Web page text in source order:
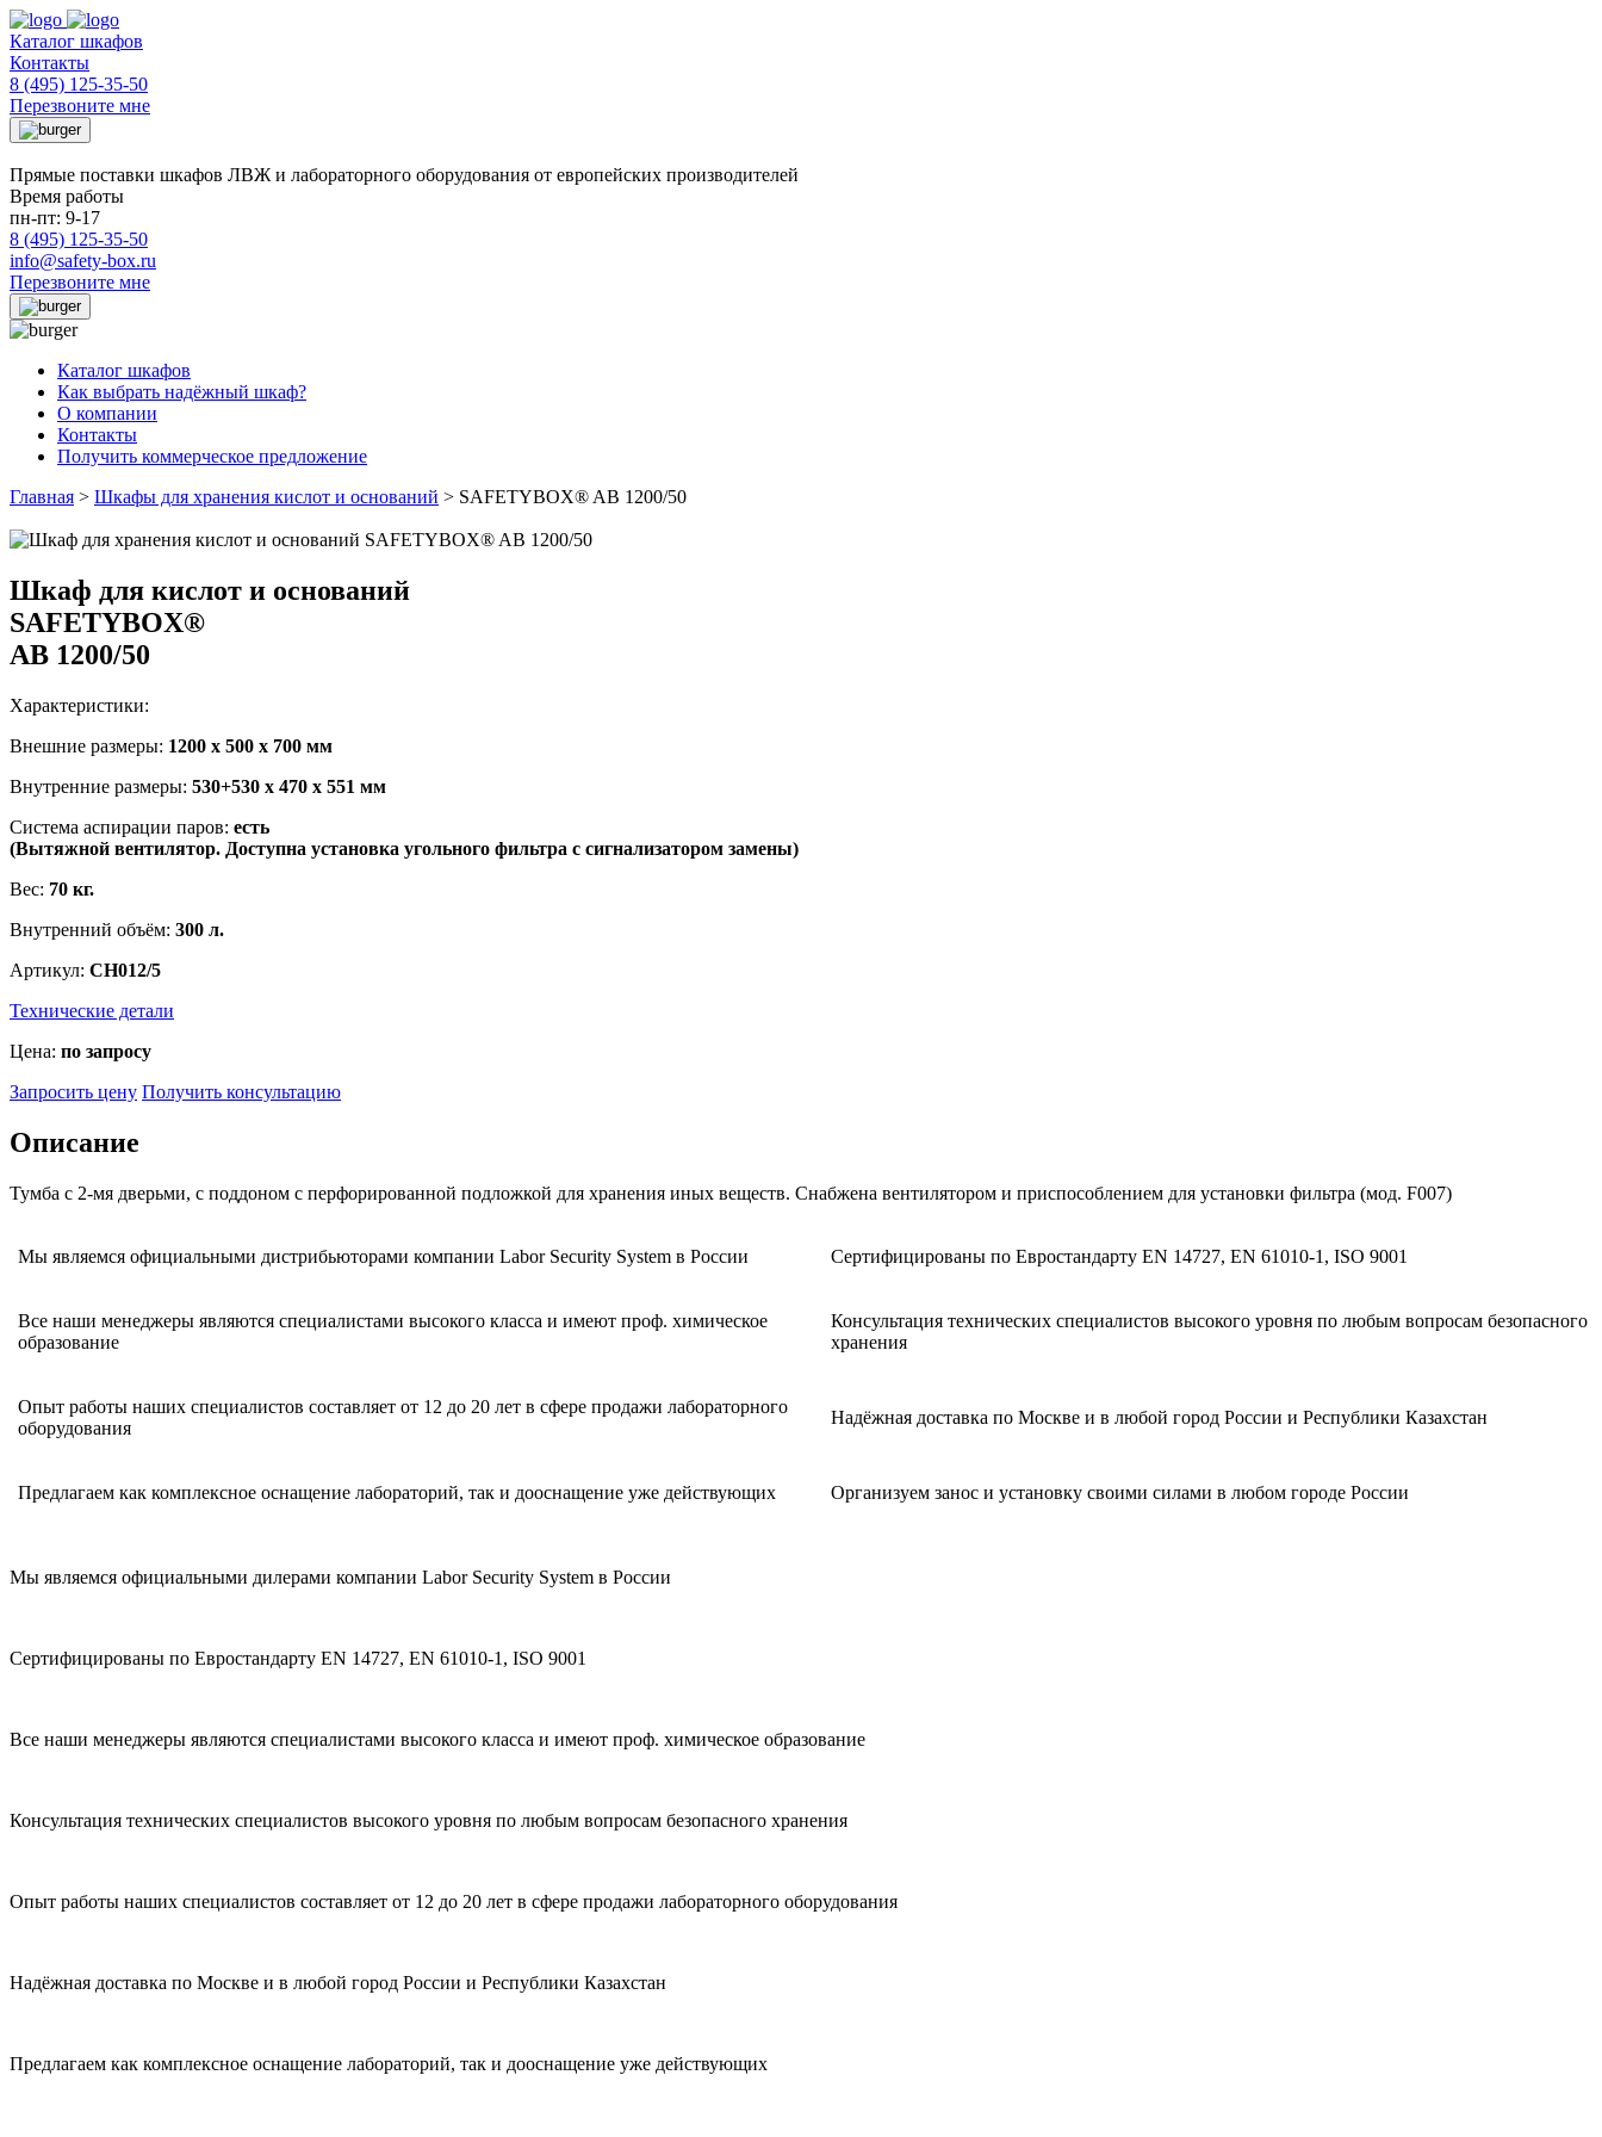
Каталог шкафов
Контакты
8 (495) 125-35-50
Перезвоните мне
Прямые поставки шкафов ЛВЖ и лабораторного оборудования от европейских производителей
Время работы
пн-пт: 9-17
8 (495) 125-35-50
info@safety-box.ru
Перезвоните мне
Каталог шкафов
Как выбрать надёжный шкаф?
О компании
Контакты
Получить коммерческое предложение
Главная > Шкафы для хранения кислот и оснований > SAFETYBOX® AB 1200/50
Шкаф для кислот и оснований
SAFETYBOX®
AB 1200/50
Характеристики:
Внешние размеры: 1200 x 500 x 700 мм
Внутренние размеры: 530+530 x 470 x 551 мм
Система аспирации паров: есть
(Вытяжной вентилятор. Доступна установка угольного фильтра с сигнализатором замены)
Вес: 70 кг.
Внутренний объём: 300 л.
Артикул: CH012/5
Технические детали
Цена: по запросу
Запросить цену Получить консультацию
Описание
Тумба с 2-мя дверьми, с поддоном с перфорированной подложкой для хранения иных веществ. Снабжена вентилятором и приспособлением для установки фильтра (мод. F007)
Мы являемся официальными дистрибьюторами компании Labor Security System в России Сертифицированы по Евростандарту EN 14727, EN 61010-1, ISO 9001
Все наши менеджеры являются специалистами высокого класса и имеют проф. химическое
образование
Консультация технических специалистов высокого уровня по любым вопросам безопасного
хранения
Опыт работы наших специалистов составляет от 12 до 20 лет в сфере продажи лабораторного
оборудования
Надёжная доставка по Москве и в любой город России и Республики Казахстан
Предлагаем как комплексное оснащение лабораторий, так и дооснащение уже действующих Организуем занос и установку своими силами в любом городе России
Мы являемся официальными дилерами компании Labor Security System в России
Сертифицированы по Евростандарту EN 14727, EN 61010-1, ISO 9001
Все наши менеджеры являются специалистами высокого класса и имеют проф. химическое образование
Консультация технических специалистов высокого уровня по любым вопросам безопасного хранения
Опыт работы наших специалистов составляет от 12 до 20 лет в сфере продажи лабораторного оборудования
Надёжная доставка по Москве и в любой город России и Республики Казахстан
Предлагаем как комплексное оснащение лабораторий, так и дооснащение уже действующих